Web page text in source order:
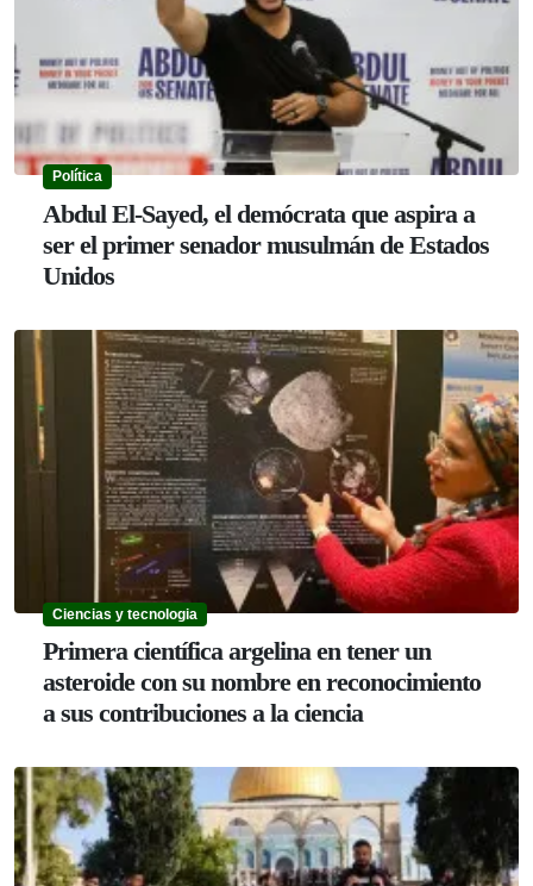
Política
Abdul El-Sayed, el demócrata que aspira a
ser el primer senador musulmán de Estados
Unidos
Ciencias y tecnologia
Primera científica argelina en tener un
asteroide con su nombre en reconocimiento
a sus contribuciones a la ciencia